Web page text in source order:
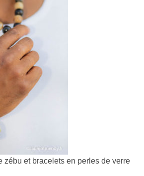
zébu et bracelets en perles de verre